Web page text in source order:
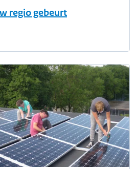
regio gebeurt